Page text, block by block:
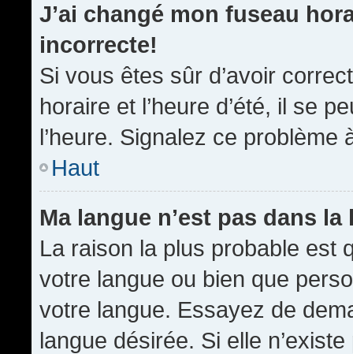
J’ai changé mon fuseau
incorrecte!
Si vous êtes sûr d’avoir
horaire et l’heure d’été, il se
l’heure. Signalez ce problème
Haut
Ma langue n’est pas dans la
La raison la plus probable est
votre langue ou bien que
votre langue. Essayez de
langue désirée. Si elle